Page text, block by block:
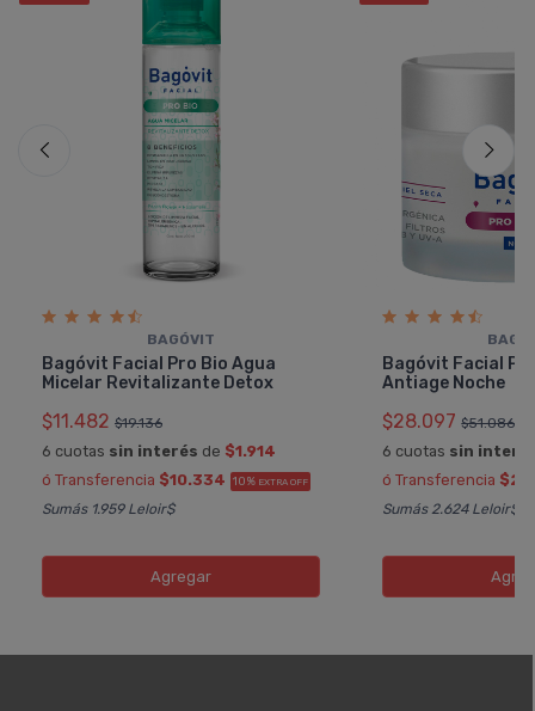
BAGÓVIT
Bagóvit Facial Pro Bio Agua
Micelar Revitalizante Detox
$11.482 $19.136
6 cuotas sin interés de $1.914
ó Transferencia $10.334 10% EXTRA OFF
Sumás 1.959 Leloir$
Agregar
Bagóvit Facial
Antiage Noche
$28.097 $51.086
6 cuotas sin
ó Transferencia
Sumás 2.624 Leloir$